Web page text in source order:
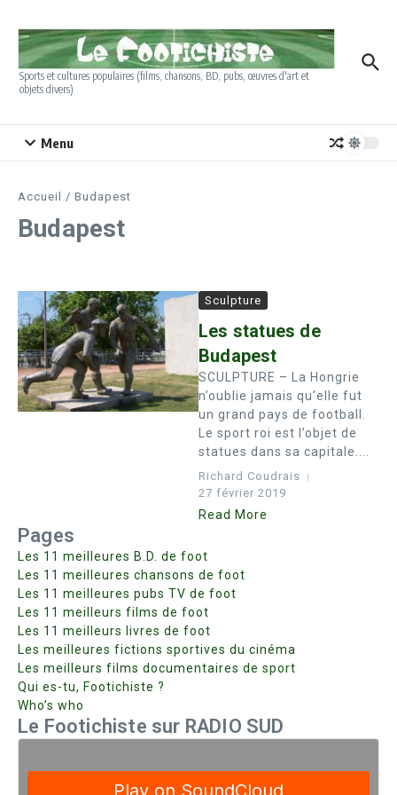
Sports et cultures populaires (films, chansons, BD, pubs, œuvres d'art et
objets divers)
Menu
Accueil / Budapest
Budapest
Sculpture
Les statues de
Budapest
SCULPTURE – La Hongrie
n’oublie jamais qu’elle fut
un grand pays de football.
Le sport roi est l’objet de
statues dans sa capitale....
Richard Coudrais
27 février 2019
Read More
Pages
Les 11 meilleures B.D. de foot
Les 11 meilleures chansons de foot
Les 11 meilleures pubs TV de foot
Les 11 meilleurs films de foot
Les 11 meilleurs livres de foot
Les meilleures fictions sportives du cinéma
Les meilleurs films documentaires de sport
Qui es-tu, Footichiste ?
Who’s who
Le Footichiste sur RADIO SUD